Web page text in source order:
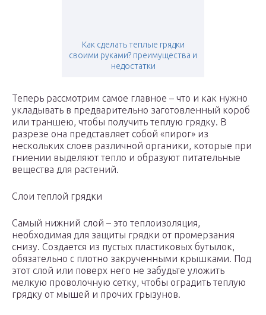
Как сделать теплые грядки
своими руками? преимущества и
недостатки
Теперь рассмотрим самое главное – что и как нужно
укладывать в предварительно заготовленный короб
или траншею, чтобы получить теплую грядку. В
разрезе она представляет собой «пирог» из
нескольких слоев различной органики, которые при
гниении выделяют тепло и образуют питательные
вещества для растений.
Слои теплой грядки
Самый нижний слой – это теплоизоляция,
необходимая для защиты грядки от промерзания
снизу. Создается из пустых пластиковых бутылок,
обязательно с плотно закрученными крышками. Под
этот слой или поверх него не забудьте уложить
мелкую проволочную сетку, чтобы оградить теплую
грядку от мышей и прочих грызунов.